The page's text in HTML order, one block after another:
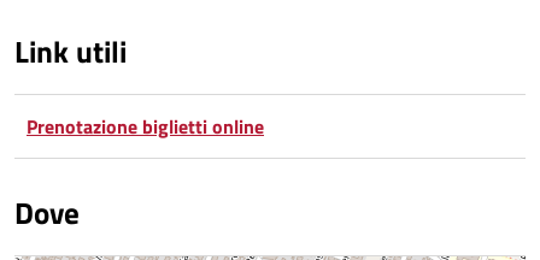
Link utili
Prenotazione biglietti online
Dove